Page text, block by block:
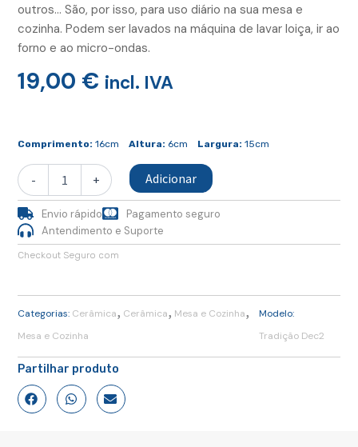
outros… São, por isso, para uso diário na sua mesa e
cozinha. Podem ser lavados na máquina de lavar loiça, ir ao
forno e ao micro-ondas.
19,00 € incl. IVA
Comprimento: 16cm Altura: 6cm Largura: 15cm
-
Travessa
Mini
Cobalto
+ Adicionar
Envio rápido
Pagamento seguro
Antendimento e Suporte
Checkout Seguro com
Categorias: Cerâmica, Cerâmica, Mesa e Cozinha,
Mesa e Cozinha
Modelo:
Tradição Dec2
Partilhar produto